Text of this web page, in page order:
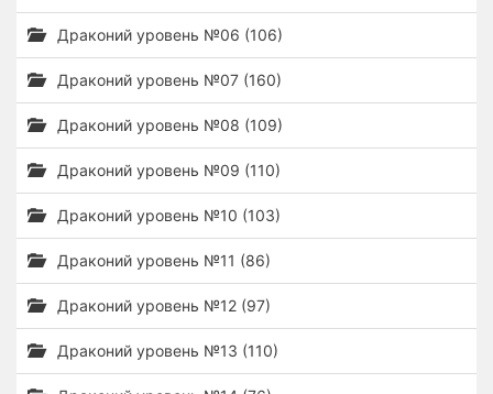
Драконий уровень №06 (106)
Драконий уровень №07 (160)
Драконий уровень №08 (109)
Драконий уровень №09 (110)
Драконий уровень №10 (103)
Драконий уровень №11 (86)
Драконий уровень №12 (97)
Драконий уровень №13 (110)